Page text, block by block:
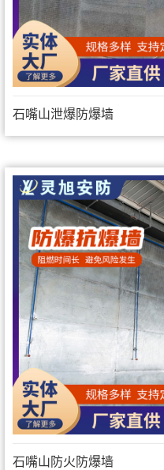
石嘴山泄爆防爆墙
石嘴山防火防爆墙